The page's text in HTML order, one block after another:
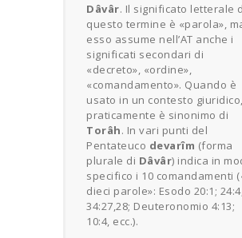
Dâvâr. Il significato letterale
questo termine è «parola»,
esso assume nell’AT anche i
significati secondari di
«decreto», «ordine»,
«comandamento». Quando è
usato in un contesto giuridico,
praticamente è sinonimo di
Torâh. In vari punti del
Pentateuco devarîm (forma
plurale di Dâvâr) indica in
specifico i 10 comandamenti
dieci parole»: Esodo 20:1;
34:27,28; Deuteronomio 4:13;
10:4, ecc.).